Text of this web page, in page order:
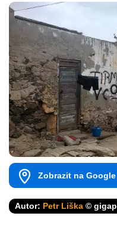
Zobrazit na Google
Autor: Petr Liška ©